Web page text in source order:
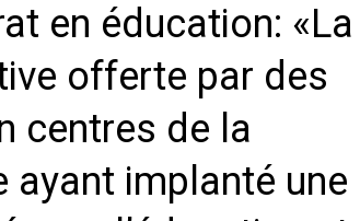
en éducation: «La
offerte par des
centres de la
ayant implanté une